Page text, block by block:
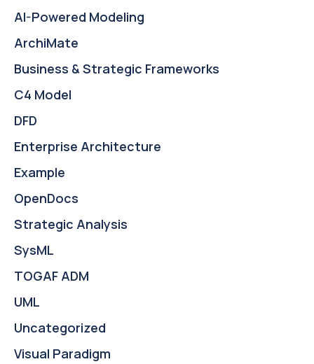
AI-Powered Modeling
ArchiMate
Business & Strategic Frameworks
C4 Model
DFD
Enterprise Architecture
Example
OpenDocs
Strategic Analysis
SysML
TOGAF ADM
UML
Uncategorized
Visual Paradigm